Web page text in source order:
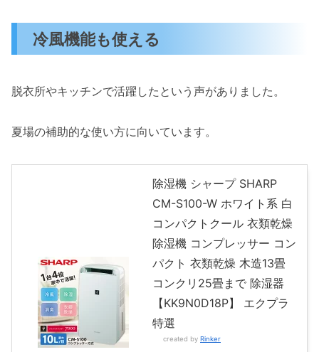
冷風機能も使える
脱衣所やキッチンで活躍したという声がありました。
夏場の補助的な使い方に向いています。
除湿機 シャープ SHARP
CM-S100-W ホワイト系 白
コンパクトクール 衣類乾燥
除湿機 コンプレッサー コン
パクト 衣類乾燥 木造13畳
コンクリ25畳まで 除湿器
【KK9N0D18P】 エクプラ
特選
created by Rinker